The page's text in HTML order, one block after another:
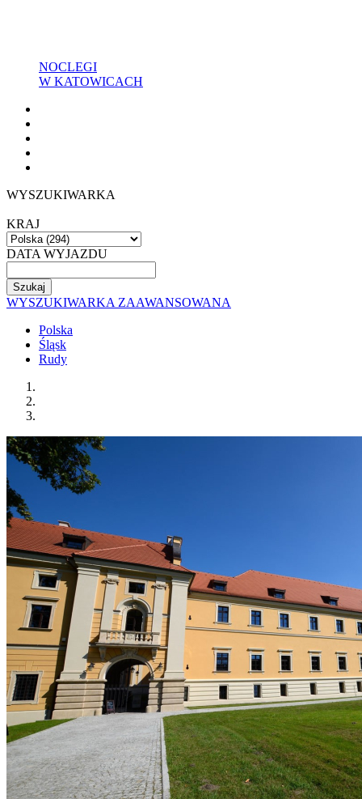
NOCLEGI
W KATOWICACH
WYSZUKIWARKA
KRAJ
DATA WYJAZDU
WYSZUKIWARKA ZAAWANSOWANA
Polska
Śląsk
Rudy